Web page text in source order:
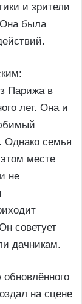
и зрители
Она была
Парижа в
лет. Она и
Однако семья
месте
не
советует
дачникам.
на сцене